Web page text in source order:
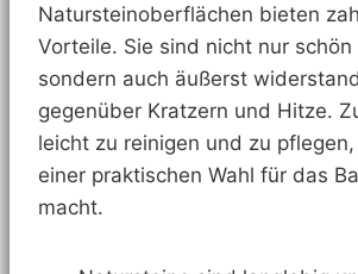
Natursteinoberflächen bieten
Vorteile. Sie sind nicht nur schön
sondern auch äußerst
gegenüber Kratzern und Hitze.
leicht zu reinigen und zu
einer praktischen Wahl für das
macht.